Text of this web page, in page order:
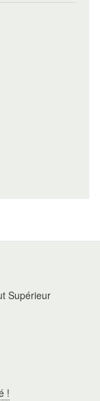
Supérieur
!